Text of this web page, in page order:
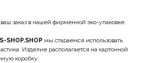
заказ в нашей фирменной эко-упаковке.
SHOP.SHOP мы стараемся использовать
Изделие располагается на картонной
коробку: